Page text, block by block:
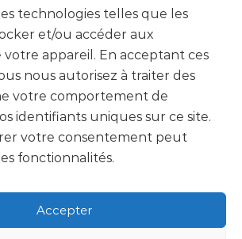
technologies telles que les
et/ou accéder aux
appareil. En acceptant ces
nous autorisez à traiter des
votre comportement de
identifiants uniques sur ce site.
votre consentement peut
fonctionnalités.
Accepter
- Tous droits réservés -CGU -